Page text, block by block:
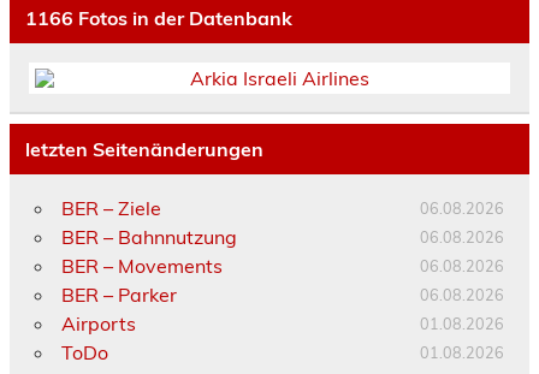
1166 Fotos in der Datenbank
letzten Seitenänderungen
BER – Ziele 06.08.2026
BER – Bahnnutzung 06.08.2026
BER – Movements 06.08.2026
BER – Parker 06.08.2026
Airports 01.08.2026
ToDo 01.08.2026